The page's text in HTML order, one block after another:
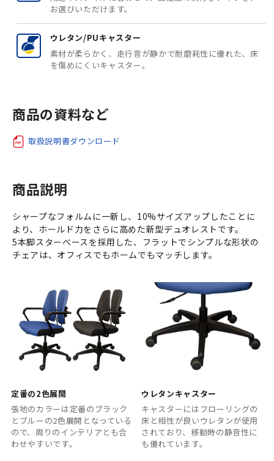
お選びいただけます。
ウレタン/PUキャスター
素材が柔らかく、走行音が静かで耐磨耗性に優れた、床
を傷めにくいキャスター。
商品の資料など
取扱説明書ダウンロード
商品説明
シャープなフォルムに一新し、10%サイズアップしたことに
より、ホールド力をさらに高めた新型デュオレストです。
5本脚スターベースを採用した、フラットでシンプルな形状の
チェアは、オフィスでもホームでもマッチします。
定番の2色展開
張地のカラーは定番のブラック
とブルーの2色展開となっている
ので、周りのインテリアとも合
わせやすいです。
ウレタンキャスター
キャスターにはフローリングの
床と相性が良いウレタンが使用
されており、移動時の静音性に
も優れています。